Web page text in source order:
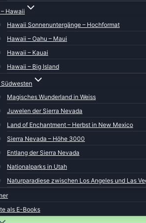
– Hawaii
Hawaii Sonnenuntergänge – Hochformat
Hawaii – Oahu – Maui
Hawaii – Kauai
Hawaii – Big Island
Südwesten
Magisches Wunderland in Weiss
Juwelen der Sierra Nevada
Land of Enchantment – Herbst in New Mexico
Sierra Nevada – Höhe 3000
Entlang der Sierra Nevada
Nationalparks in Utah
Naturparadiese zwischen Los Angeles und Las
als E-Books